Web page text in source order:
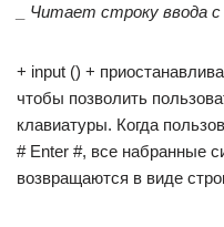
Читает строку ввода
+ input () +
чтобы позволить
клавиатуры. Когда
# Enter #, все набранные
возвращаются в виде